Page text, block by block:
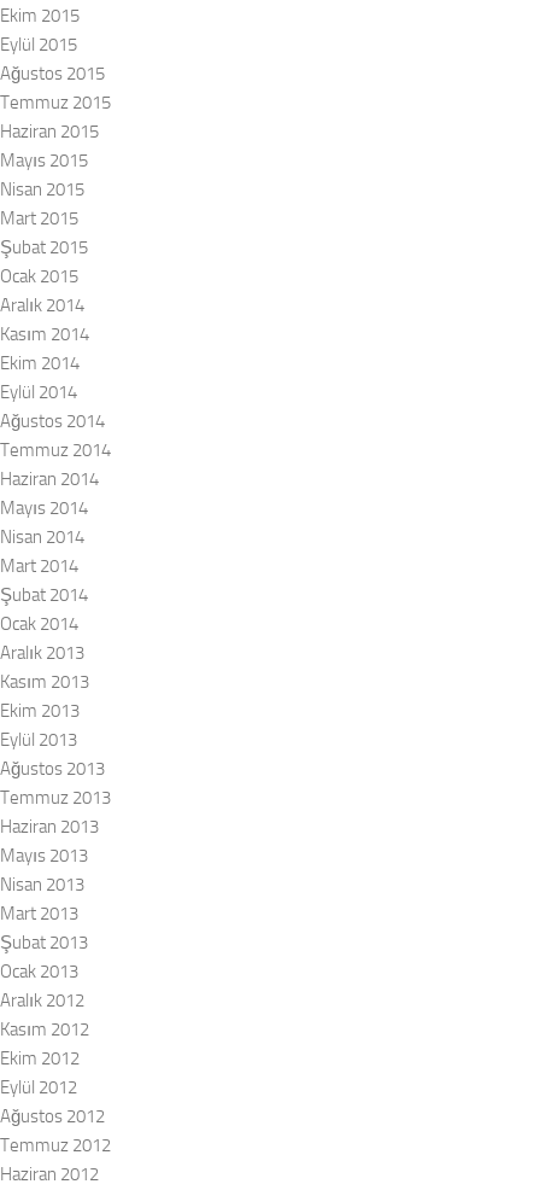
Ekim 2015
Eylül 2015
Ağustos 2015
Temmuz 2015
Haziran 2015
Mayıs 2015
Nisan 2015
Mart 2015
Şubat 2015
Ocak 2015
Aralık 2014
Kasım 2014
Ekim 2014
Eylül 2014
Ağustos 2014
Temmuz 2014
Haziran 2014
Mayıs 2014
Nisan 2014
Mart 2014
Şubat 2014
Ocak 2014
Aralık 2013
Kasım 2013
Ekim 2013
Eylül 2013
Ağustos 2013
Temmuz 2013
Haziran 2013
Mayıs 2013
Nisan 2013
Mart 2013
Şubat 2013
Ocak 2013
Aralık 2012
Kasım 2012
Ekim 2012
Eylül 2012
Ağustos 2012
Temmuz 2012
Haziran 2012